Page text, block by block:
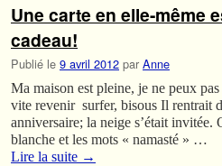
Une carte en elle-même
cadeau!
Publié le 9 avril 2012 par Anne
Ma maison est pleine, je ne peux
vite revenir surfer, bisous Il rentrait
anniversaire; la neige s’était invitée.
blanche et les mots « namasté » …
Lire la suite →